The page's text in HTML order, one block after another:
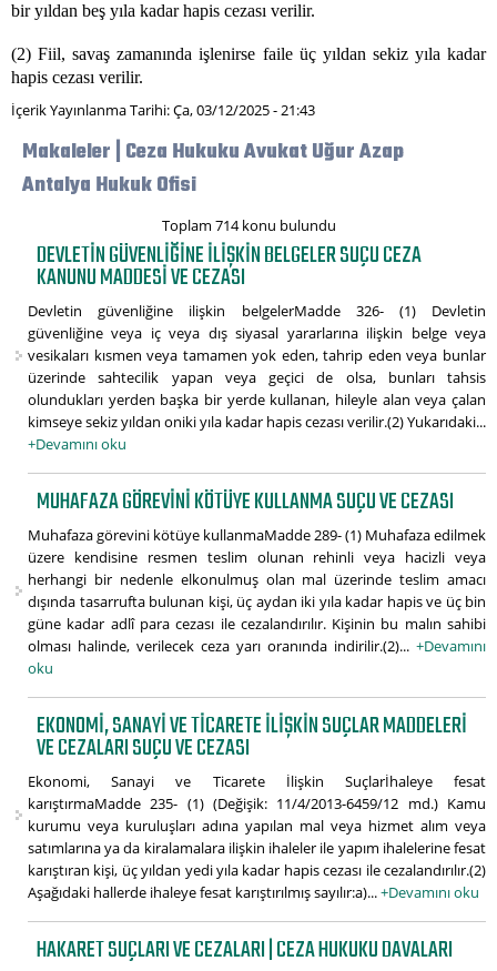
bir yıldan beş yıla kadar hapis cezası verilir.
(2) Fiil, savaş zamanında işlenirse faile üç yıldan sekiz yıla kadar
hapis cezası verilir.
İçerik Yayınlanma Tarihi: Ça, 03/12/2025 - 21:43
Makaleler | Ceza Hukuku Avukat Uğur Azap
Antalya Hukuk Ofisi
Toplam 714 konu bulundu
DEVLETIN GÜVENLIĞINE ILIŞKIN BELGELER SUÇU CEZA
KANUNU MADDESI VE CEZASI
Devletin güvenliğine ilişkin belgelerMadde 326- (1) Devletin
güvenliğine veya iç veya dış siyasal yararlarına ilişkin belge veya
vesikaları kısmen veya tamamen yok eden, tahrip eden veya bunlar
üzerinde sahtecilik yapan veya geçici de olsa, bunları tahsis
olundukları yerden başka bir yerde kullanan, hileyle alan veya çalan
kimseye sekiz yıldan oniki yıla kadar hapis cezası verilir.(2) Yukarıdaki...
+Devamını oku
MUHAFAZA GÖREVINI KÖTÜYE KULLANMA SUÇU VE CEZASI
Muhafaza görevini kötüye kullanmaMadde 289- (1) Muhafaza edilmek
üzere kendisine resmen teslim olunan rehinli veya hacizli veya
herhangi bir nedenle elkonulmuş olan mal üzerinde teslim amacı
dışında tasarrufta bulunan kişi, üç aydan iki yıla kadar hapis ve üç bin
güne kadar adlî para cezası ile cezalandırılır. Kişinin bu malın sahibi
olması halinde, verilecek ceza yarı oranında indirilir.(2)... +Devamını
oku
EKONOMI, SANAYI VE TICARETE İLIŞKIN SUÇLAR MADDELERI
VE CEZALARI SUÇU VE CEZASI
Ekonomi, Sanayi ve Ticarete İlişkin Suçlarİhaleye fesat
karıştırmaMadde 235- (1) (Değişik: 11/4/2013-6459/12 md.) Kamu
kurumu veya kuruluşları adına yapılan mal veya hizmet alım veya
satımlarına ya da kiralamalara ilişkin ihaleler ile yapım ihalelerine fesat
karıştıran kişi, üç yıldan yedi yıla kadar hapis cezası ile cezalandırılır.(2)
Aşağıdaki hallerde ihaleye fesat karıştırılmış sayılır:a)...+Devamını oku
HAKARET SUÇLARI VE CEZALARI | CEZA HUKUKU DAVALARI